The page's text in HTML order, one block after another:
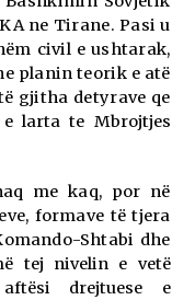
ne Tirane.Pasi u
civil e ushtarak,
planin teorik e atë
gjitha detyrave qe
larta te Mbrojtjes
me kaq, por në
formave të tjera
Shtabi dhe
tej nivelin e vetë
drejtuese e